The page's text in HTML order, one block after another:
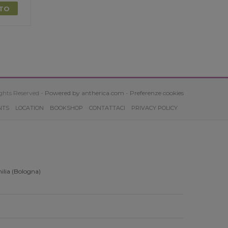
Reserved - Powered by antherica.com - Preferenze cookies
LOCATION BOOKSHOP CONTATTACI PRIVACY POLICY
(Bologna)